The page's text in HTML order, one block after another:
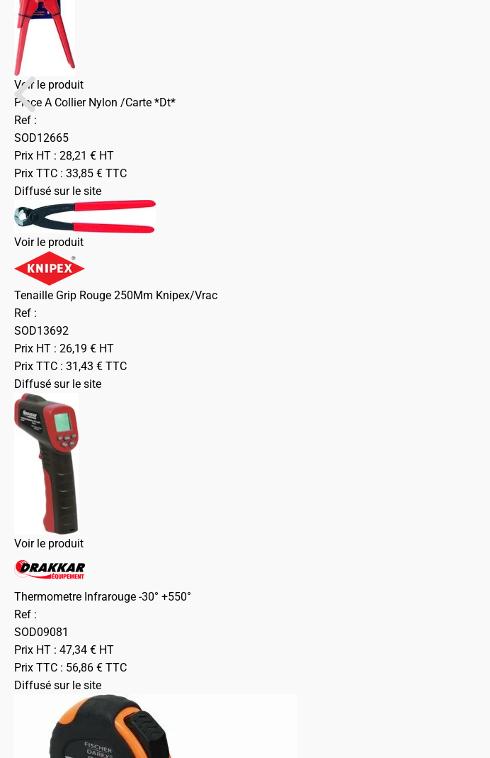
Voir le produit
Pince A Collier Nylon /Carte *Dt*
Ref :
SOD12665
Prix HT : 28,21 € HT
Prix TTC : 33,85 € TTC
Diffusé sur le site
Voir le produit
Tenaille Grip Rouge 250Mm Knipex/Vrac
Ref :
SOD13692
Prix HT : 26,19 € HT
Prix TTC : 31,43 € TTC
Diffusé sur le site
Voir le produit
Thermometre Infrarouge -30° +550°
Ref :
SOD09081
Prix HT : 47,34 € HT
Prix TTC : 56,86 € TTC
Diffusé sur le site